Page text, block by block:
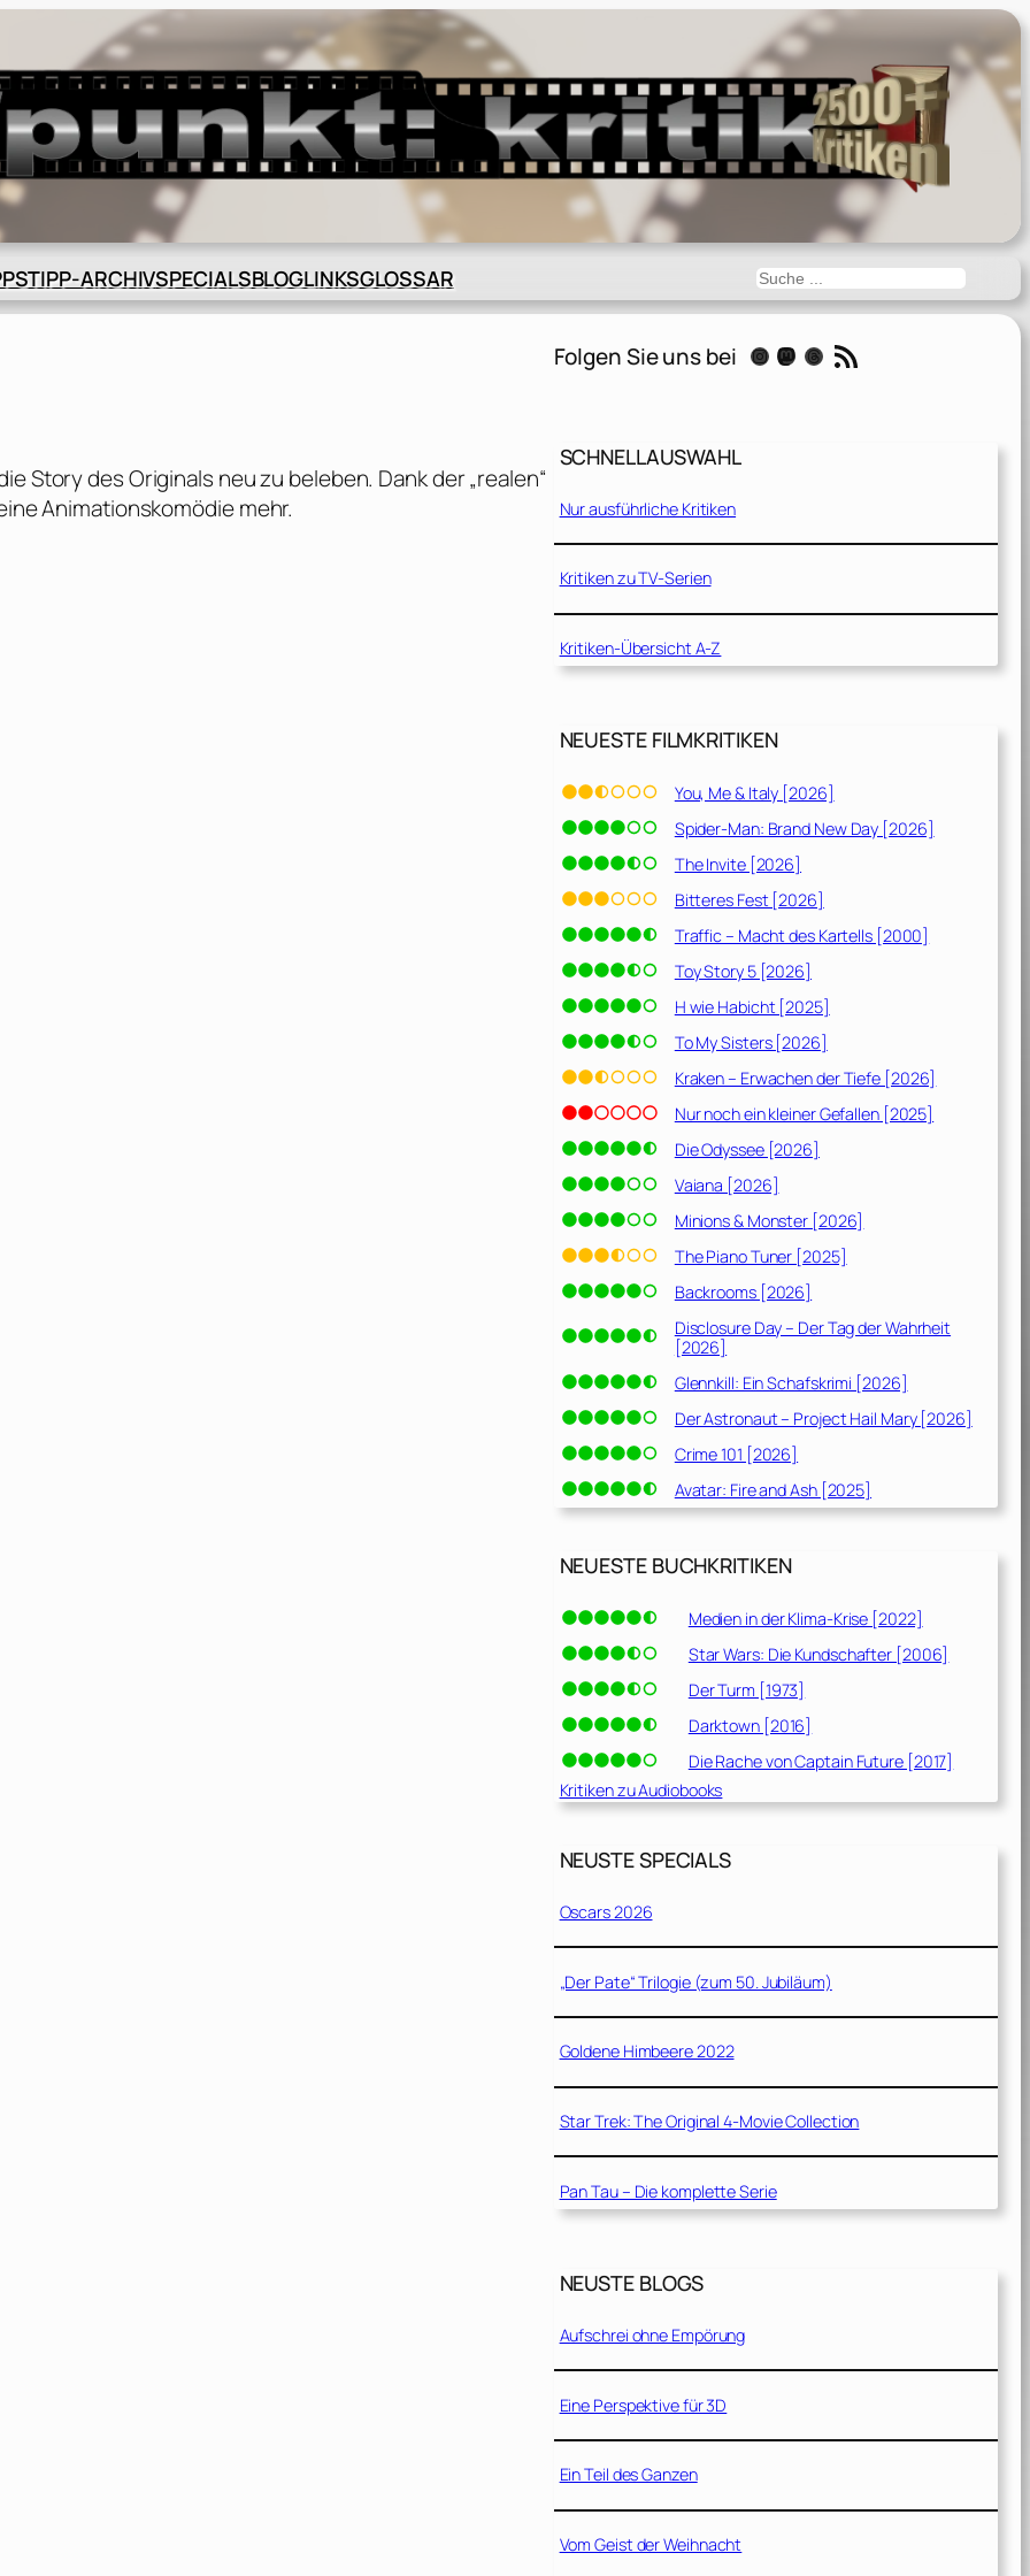
TIPP-ARCHIVSPECIALSBLOGLINKSGLOSSAR Suchen
Story des Originals neu zu beleben. Dank der „realen“
Animationskomödie mehr.
Folgen Sie uns bei Instagram Mastodon Threads RSS-Feed
SCHNELLAUSWAHL
Nur ausführliche Kritiken
Kritiken zu TV-Serien
Kritiken-Übersicht A-Z
NEUESTE FILMKRITIKEN
You, Me & Italy [2026]
Spider-Man: Brand New Day [2026]
The Invite [2026]
Bitteres Fest [2026]
Traffic – Macht des Kartells [2000]
Toy Story 5 [2026]
H wie Habicht [2025]
To My Sisters [2026]
Kraken – Erwachen der Tiefe [2026]
Nur noch ein kleiner Gefallen [2025]
Die Odyssee [2026]
Vaiana [2026]
Minions & Monster [2026]
The Piano Tuner [2025]
Backrooms [2026]
Disclosure Day – Der Tag der Wahrheit
[2026]
Glennkill: Ein Schafskrimi [2026]
Der Astronaut – Project Hail Mary [2026]
Crime 101 [2026]
Avatar: Fire and Ash [2025]
NEUESTE BUCHKRITIKEN
Medien in der Klima-Krise [2022]
Star Wars: Die Kundschafter [2006]
Der Turm [1973]
Darktown [2016]
Die Rache von Captain Future [2017]
Kritiken zu Audiobooks
NEUSTE SPECIALS
Oscars 2026
„Der Pate“ Trilogie (zum 50. Jubiläum)
Goldene Himbeere 2022
Star Trek: The Original 4-Movie Collection
Pan Tau – Die komplette Serie
NEUSTE BLOGS
Aufschrei ohne Empörung
Eine Perspektive für 3D
Ein Teil des Ganzen
Vom Geist der Weihnacht